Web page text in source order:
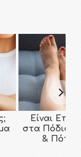
Είναι
στα Πόδια;
& Πότε